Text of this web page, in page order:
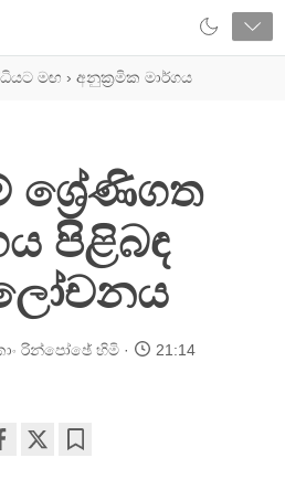
මඟ › අනුක්‍රමික මාර්ගය
ශ්‍රේණිගත
පිළිබඳ
රින්පෝඡේ හිමි 21:14